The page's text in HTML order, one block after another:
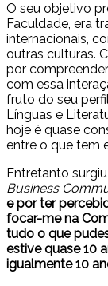
O seu objetivo
Faculdade, era
internacionais,
outras culturas.
por
com essa
fruto do seu
Línguas e
hoje é quase
entre o que tem
Entretanto
Business
e por ter
focar-me na
tudo o que
estive quase 10
igualmente 10